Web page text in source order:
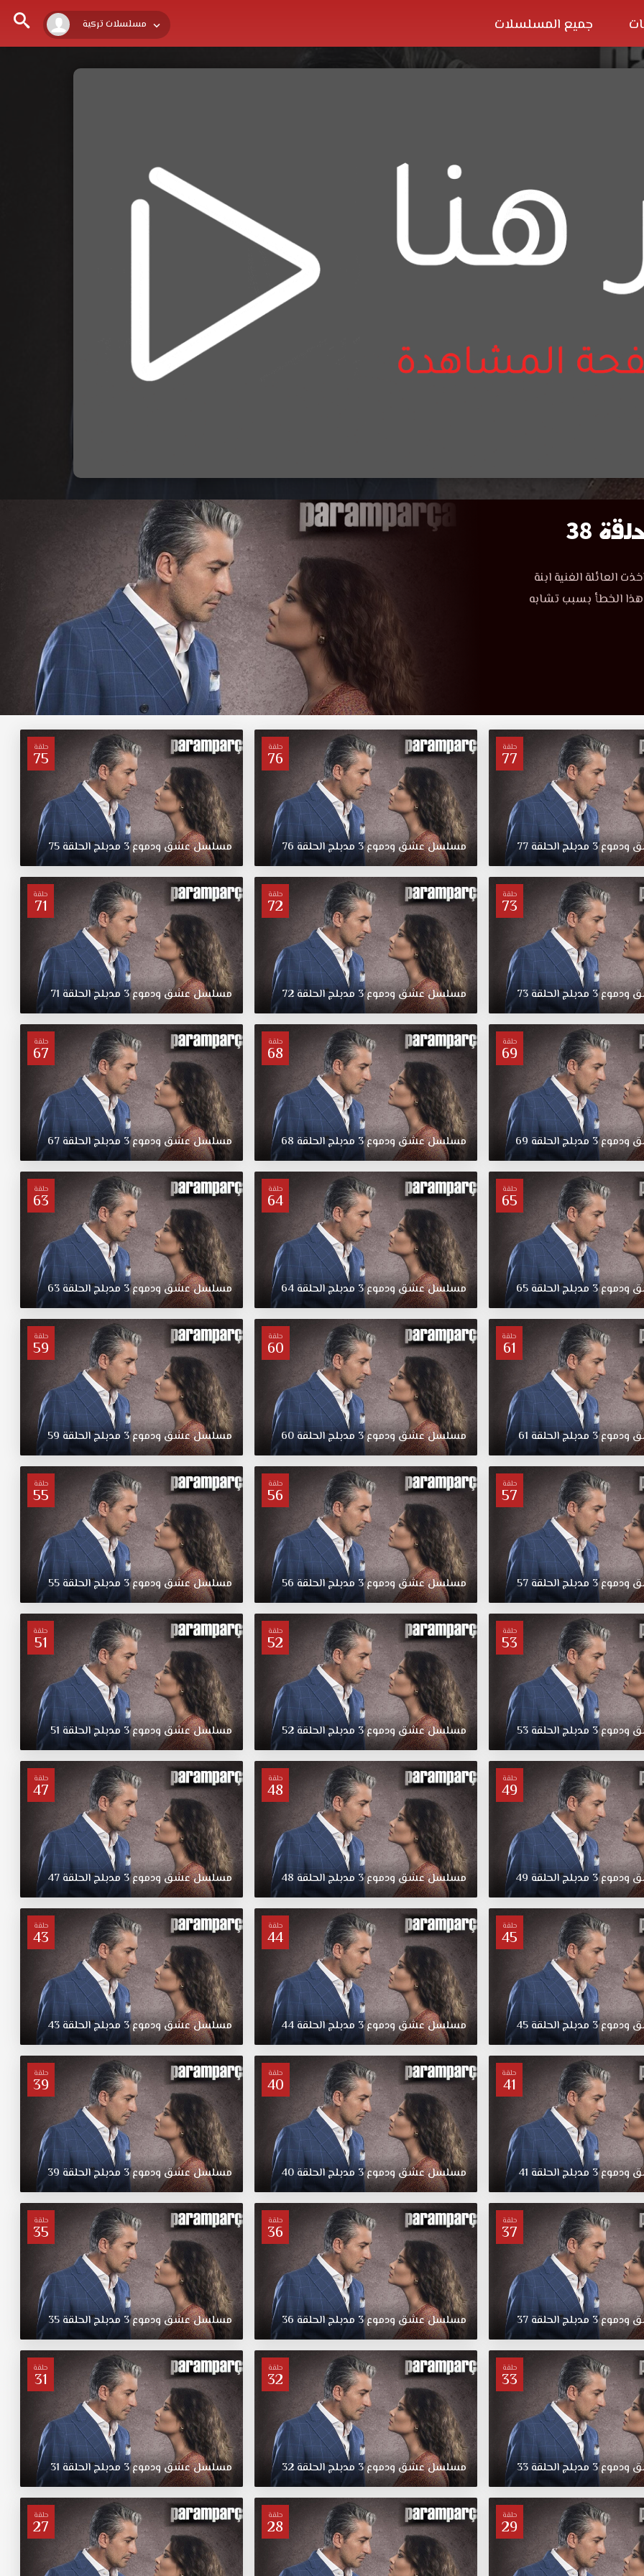
مسلسلات تركية جميع المسلسلات
38
العائلة الغنية ابنة
هذا الخطأ بسبب تشابه
حلقة
77
ودموع3 مدبلجالحلقة77
حلقة
76
مسلسلعشقودموع3 مدبلجالحلقة 76
حلقة
75
مسلسلعشقودموع3 مدبلجالحلقة75
حلقة
73
ودموع3 مدبلجالحلقة73
حلقة
72
مسلسلعشقودموع3 مدبلجالحلقة72
حلقة
71
مسلسلعشقودموع3 مدبلجالحلقة 71
حلقة
69
ودموع3 مدبلجالحلقة 69
حلقة
68
مسلسلعشقودموع3 مدبلجالحلقة 68
حلقة
67
مسلسلعشقودموع3 مدبلجالحلقة67
حلقة
65
ودموع3 مدبلجالحلقة65
حلقة
64
مسلسلعشقودموع3 مدبلجالحلقة64
حلقة
63
مسلسلعشقودموع3 مدبلجالحلقة63
حلقة
61
ودموع3 مدبلجالحلقة 61
حلقة
60
مسلسلعشقودموع3 مدبلجالحلقة60
حلقة
59
مسلسلعشقودموع3 مدبلجالحلقة 59
حلقة
57
ودموع3 مدبلجالحلقة57
حلقة
56
مسلسلعشقودموع3 مدبلجالحلقة 56
حلقة
55
مسلسلعشقودموع3 مدبلجالحلقة55
حلقة
53
ودموع3 مدبلجالحلقة53
حلقة
52
مسلسلعشقودموع3 مدبلجالحلقة52
حلقة
51
مسلسلعشقودموع3 مدبلجالحلقة 51
حلقة
49
ودموع3 مدبلجالحلقة 49
حلقة
48
مسلسلعشقودموع3 مدبلجالحلقة 48
حلقة
47
مسلسلعشقودموع3 مدبلجالحلقة47
حلقة
45
ودموع3 مدبلجالحلقة45
حلقة
44
مسلسلعشقودموع3 مدبلجالحلقة44
حلقة
43
مسلسلعشقودموع3 مدبلجالحلقة43
حلقة
41
ودموع3 مدبلجالحلقة 41
حلقة
40
مسلسلعشقودموع3 مدبلجالحلقة40
حلقة
39
مسلسلعشقودموع3 مدبلجالحلقة 39
حلقة
37
ودموع3 مدبلجالحلقة37
حلقة
36
مسلسلعشقودموع3 مدبلجالحلقة 36
حلقة
35
مسلسلعشقودموع3 مدبلجالحلقة35
حلقة
33
ودموع3 مدبلجالحلقة33
حلقة
32
مسلسلعشقودموع3 مدبلجالحلقة32
حلقة
31
مسلسلعشقودموع3 مدبلجالحلقة 31
حلقة
29
حلقة
28
حلقة
27